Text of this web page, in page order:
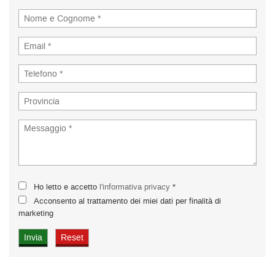
Ho letto e accetto l'informativa privacy *
Acconsento al trattamento dei miei dati per finalità di
marketing